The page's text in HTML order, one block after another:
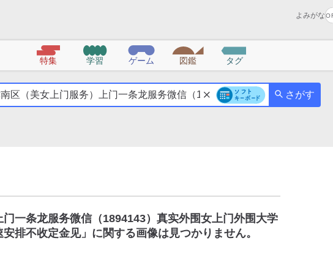
よみがな
特集 学習 ゲーム 図鑑 タグ
さがす
一条龙服务微信（1894143）真实外围女上门外围大学
排不收定金见」に関する画像は見つかりません。